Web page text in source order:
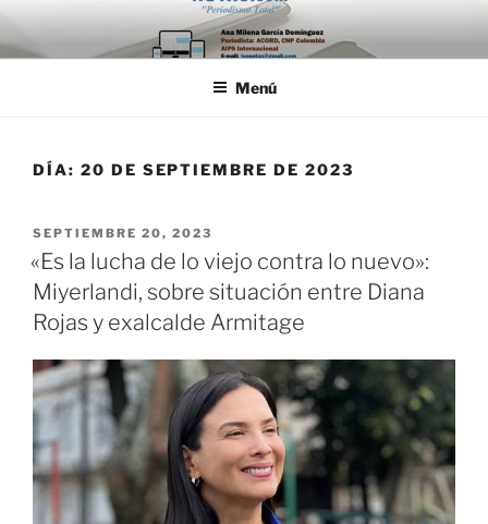
Saltar
al
contenido
Menú
DÍA: 20 DE SEPTIEMBRE DE 2023
PUBLICADO
EL
SEPTIEMBRE 20, 2023
«Es la lucha de lo viejo contra lo nuevo»:
Miyerlandi, sobre situación entre Diana
Rojas y exalcalde Armitage